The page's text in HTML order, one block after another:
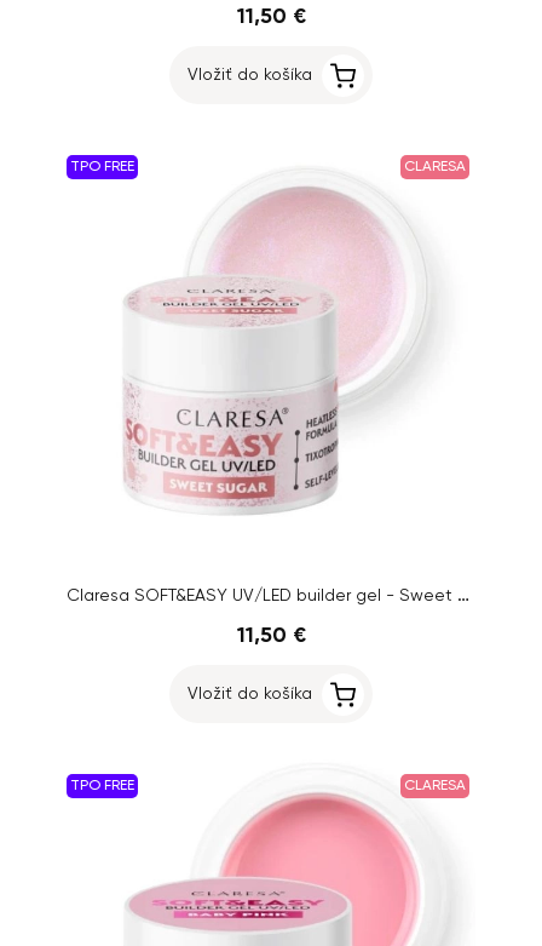
11,50 €
Vložiť do košíka
TPO FREE CLARESA
Claresa SOFT&EASY UV/LED builder gel - Sweet Sugar, 45g
11,50 €
Vložiť do košíka
TPO FREE CLARESA